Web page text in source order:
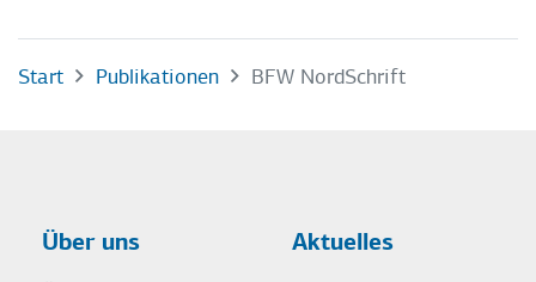
Start Publikationen BFW NordSchrift
Über uns Aktuelles